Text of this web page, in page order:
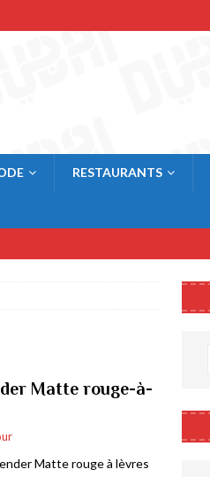
RESTAURANTS
Matte rouge-à-
Matte rouge à lèvres